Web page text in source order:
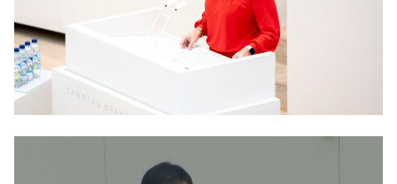
ZIELE
Redebeiträge
Anträge CDU
Kleine Anfragen
CDU Deutschland
CDU Brandenburg